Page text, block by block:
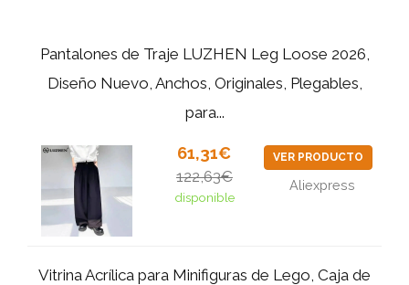
Pantalones de Traje LUZHEN Leg Loose 2026,
Diseño Nuevo, Anchos, Originales, Plegables,
para...
61,31€
122,63€
disponible
VER PRODUCTO
Aliexpress
Vitrina Acrílica para Minifiguras de Lego, Caja de